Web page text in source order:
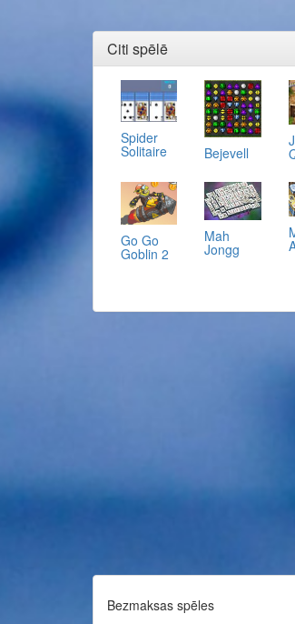
Citi spēlē
Spider
Solitaire Bejevell
Go Go
Goblin 2
Mah
Jongg
Bezmaksas spēles